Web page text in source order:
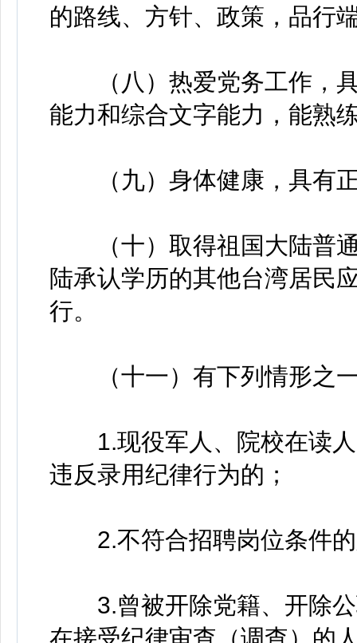
的路线、方针、政策，品行
（八）热爱党务工作，具
能力和综合文字能力，能熟
（九）身体健康，具有正
（十）取得祖国大陆普通
陆承认学历的其他台湾居民
行。
（十一）有下列情形之一
1.现役军人、院校在读人
违反录用纪律行为的；
2.不符合招聘岗位条件的
3.曾被开除党籍、开除公